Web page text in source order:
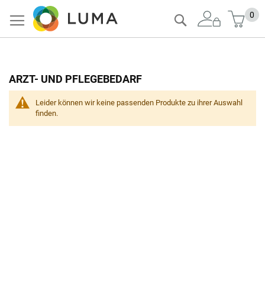
Zum
Inhalt
springen
0
Suche
Leider können wir keine passenden Produkte zu ihrer Auswahl
finden.
ARZT- UND PFLEGEBEDARF